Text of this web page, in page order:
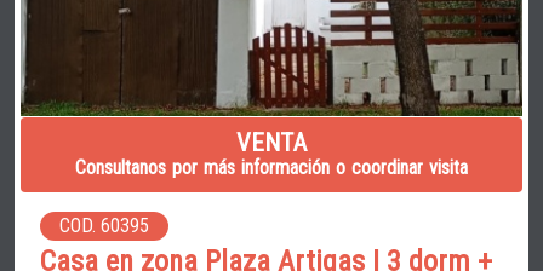
VENTA
Consultanos por más información o coordinar visita
COD. 60395
Casa en zona Plaza Artigas | 3 dorm +